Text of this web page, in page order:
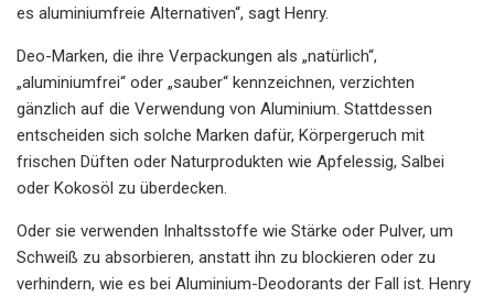
es aluminiumfreie Alternativen“, sagt Henry.
Deo-Marken, die ihre Verpackungen als „natürlich“,
„aluminiumfrei“ oder „sauber“ kennzeichnen, verzichten
gänzlich auf die Verwendung von Aluminium. Stattdessen
entscheiden sich solche Marken dafür, Körpergeruch mit
frischen Düften oder Naturprodukten wie Apfelessig, Salbei
oder Kokosöl zu überdecken.
Oder sie verwenden Inhaltsstoffe wie Stärke oder Pulver, um
Schweiß zu absorbieren, anstatt ihn zu blockieren oder zu
verhindern, wie es bei Aluminium-Deodorants der Fall ist. Henry